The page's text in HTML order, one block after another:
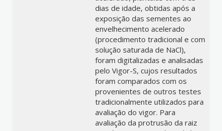
dias de idade, obtidas após a
exposição das sementes ao
envelhecimento acelerado
(procedimento tradicional e com
solução saturada de NaCl),
foram digitalizadas e analisadas
pelo Vigor-S, cujos resultados
foram comparados com os
provenientes de outros testes
tradicionalmente utilizados para
avaliação do vigor. Para
avaliação da protrusão da raiz